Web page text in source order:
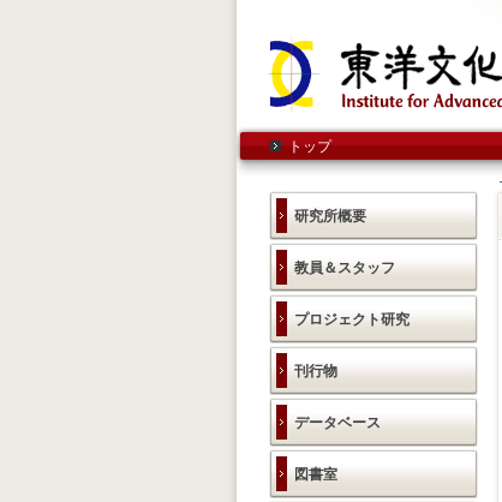
トップ
研究所概要
教員＆スタッフ
プロジェクト研究
刊行物
データベース
図書室